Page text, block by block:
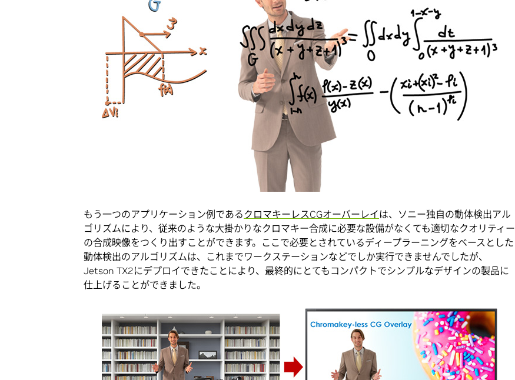
もう一つのアプリケーション例である クロマキーレスCGオーバーレイ は、ソニー独自の動体検出アル
ゴリズムにより、従来のような大掛かりなクロマキー合成に必要な設備がなくても適切なクオリティー
の合成映像をつくり出すことができます。ここで必要とされているディープラーニングをベースとした
動体検出のアルゴリズムは、これまでワークステーションなどでしか実行できませんでしたが、
Jetson TX2にデプロイできたことにより、最終的にとてもコンパクトでシンプルなデザインの製品に
仕上げることができました。